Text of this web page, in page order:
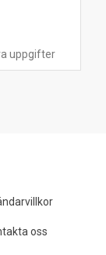
uppgifter
oss